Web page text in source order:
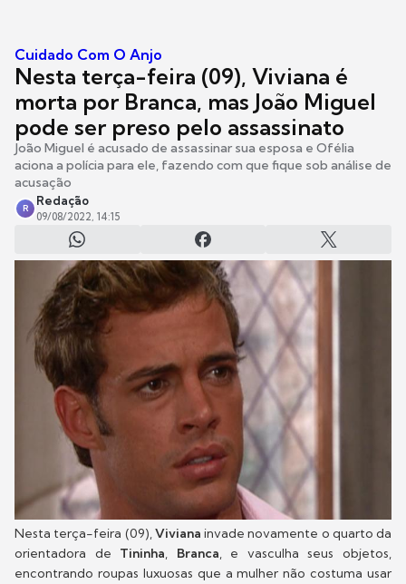
Cuidado Com O Anjo
Nesta terça-feira (09), Viviana é
morta por Branca, mas João Miguel
pode ser preso pelo assassinato
João Miguel é acusado de assassinar sua esposa e Ofélia
aciona a polícia para ele, fazendo com que fique sob análise de
acusação
R
Redação
09/08/2022, 14:15
Nesta terça-feira (09),Viviana invade novamente o quarto da
orientadora de Tininha, Branca, e vasculha seus objetos,
encontrando roupas luxuosas que a mulher não costuma usar